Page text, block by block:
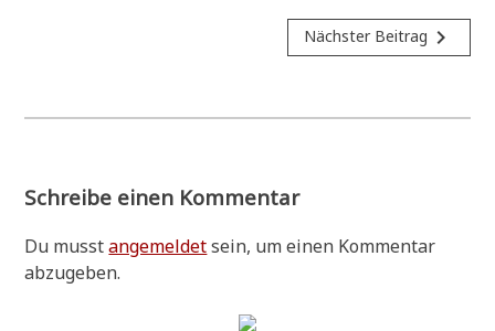
Nächster Beitrag navigate_next
Schreibe einen Kommentar
Du musstangemeldetsein, um einen Kommentar
abzugeben.